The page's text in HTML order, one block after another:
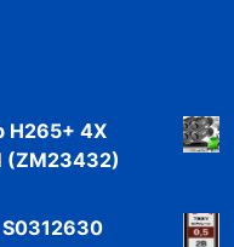
H265+ 4X
(ZM23432)
S0312630